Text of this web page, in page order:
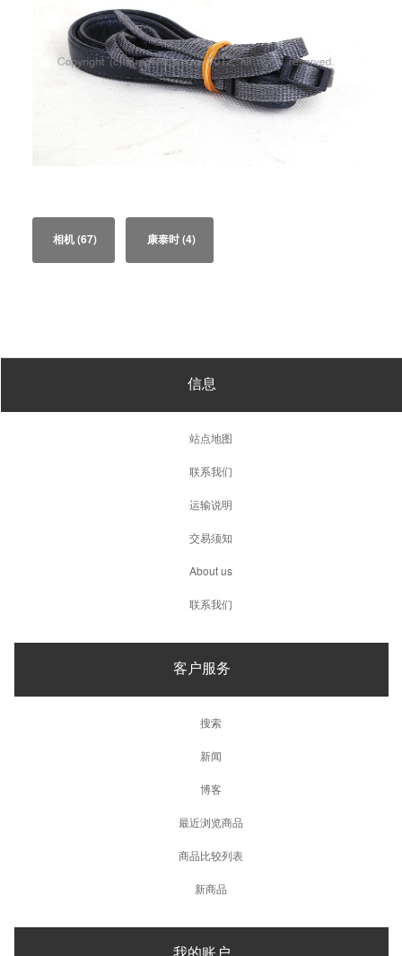
相机(67) 康泰时(4)
信息
站点地图
联系我们
运输说明
交易须知
About us
联系我们
客户服务
搜索
新闻
博客
最近浏览商品
商品比较列表
新商品
我的账户